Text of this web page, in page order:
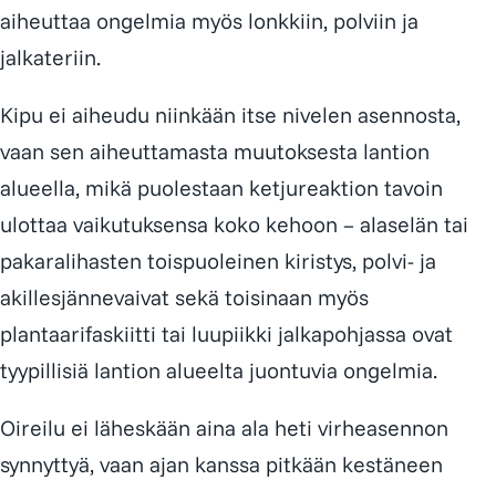
aiheuttaa ongelmia myös lonkkiin, polviin ja
jalkateriin.
Kipu ei aiheudu niinkään itse nivelen asennosta,
vaan sen aiheuttamasta muutoksesta lantion
alueella, mikä puolestaan ketjureaktion tavoin
ulottaa vaikutuksensa koko kehoon – alaselän tai
pakaralihasten toispuoleinen kiristys, polvi- ja
akillesjännevaivat sekä toisinaan myös
plantaarifaskiitti tai luupiikki jalkapohjassa ovat
tyypillisiä lantion alueelta juontuvia ongelmia.
Oireilu ei läheskään aina ala heti virheasennon
synnyttyä, vaan ajan kanssa pitkään kestäneen